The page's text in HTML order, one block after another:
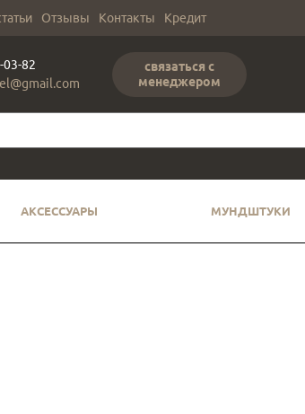
Отзывы Контакты Кредит
03-82
связаться с
менеджером
АКСЕССУАРЫ МУНДШТУКИ